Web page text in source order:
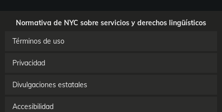
Normativa de NYC sobre servicios y derechos lingüísticos
Términos de uso
Privacidad
Divulgaciones estatales
Accesibilidad